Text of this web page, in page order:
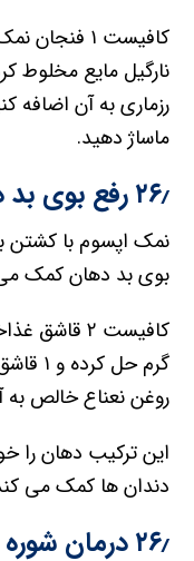
کافیست ۱
نارگیل مایع مخلوط
رزماری به آن اضافه
ماساژ دهید.
۲۶٫ رفع بوی بد دهان
نمک اپسوم با کشتن
بوی بد دهان کمک
روغن نعناع خالص به
این ترکیب دهان را
دندان ها کمک می
۲۶٫ درمان شوره